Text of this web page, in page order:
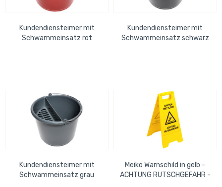
Kundendiensteimer mit
Schwammeinsatz rot
Kundendiensteimer mit
Schwammeinsatz schwarz
Kundendiensteimer mit
Schwammeinsatz grau
Meiko Warnschild in gelb -
ACHTUNG RUTSCHGEFAHR -